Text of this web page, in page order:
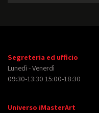
Segreteria ed ufficio
Lunedì - Venerdì
09:30-13:30 15:00-18:30
Universo iMasterArt